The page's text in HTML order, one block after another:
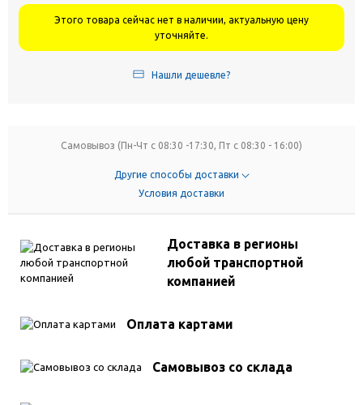
Этого товара сейчас нет в наличии, актуальную цену
уточняйте.
Нашли дешевле?
Самовывоз (Пн-Чт с 08:30 -17:30, Пт с 08:30 - 16:00)
Другие способы доставки
Условия доставки
Доставка в регионы
любой транспортной
компанией
Оплата картами
Самовывоз со склада